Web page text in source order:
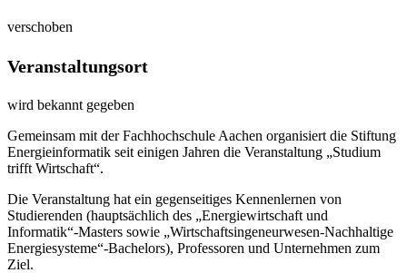
verschoben
Ver­an­stal­tungs­ort
wird bekannt gegeben
Gemeinsam mit der Fachhochschule Aachen organisiert die Stiftung
Energieinformatik seit einigen Jahren die Veranstaltung „Studium
trifft Wirtschaft“.
Die Veranstaltung hat ein gegenseitiges Kennenlernen von
Studierenden (hauptsächlich des „Energiewirtschaft und
Informatik“-Masters sowie „Wirtschaftsingeneurwesen-Nachhaltige
Energiesysteme“-Bachelors), Professoren und Unternehmen zum
Ziel.